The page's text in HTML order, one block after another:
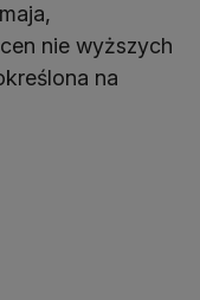
nie wyższych
na